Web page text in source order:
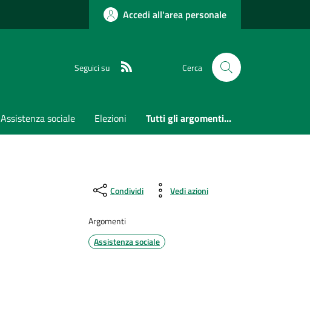
Accedi all'area personale
Seguici su Cerca
Assistenza sociale Elezioni Tutti gli argomenti...
Condividi Vedi azioni
Argomenti
Assistenza sociale